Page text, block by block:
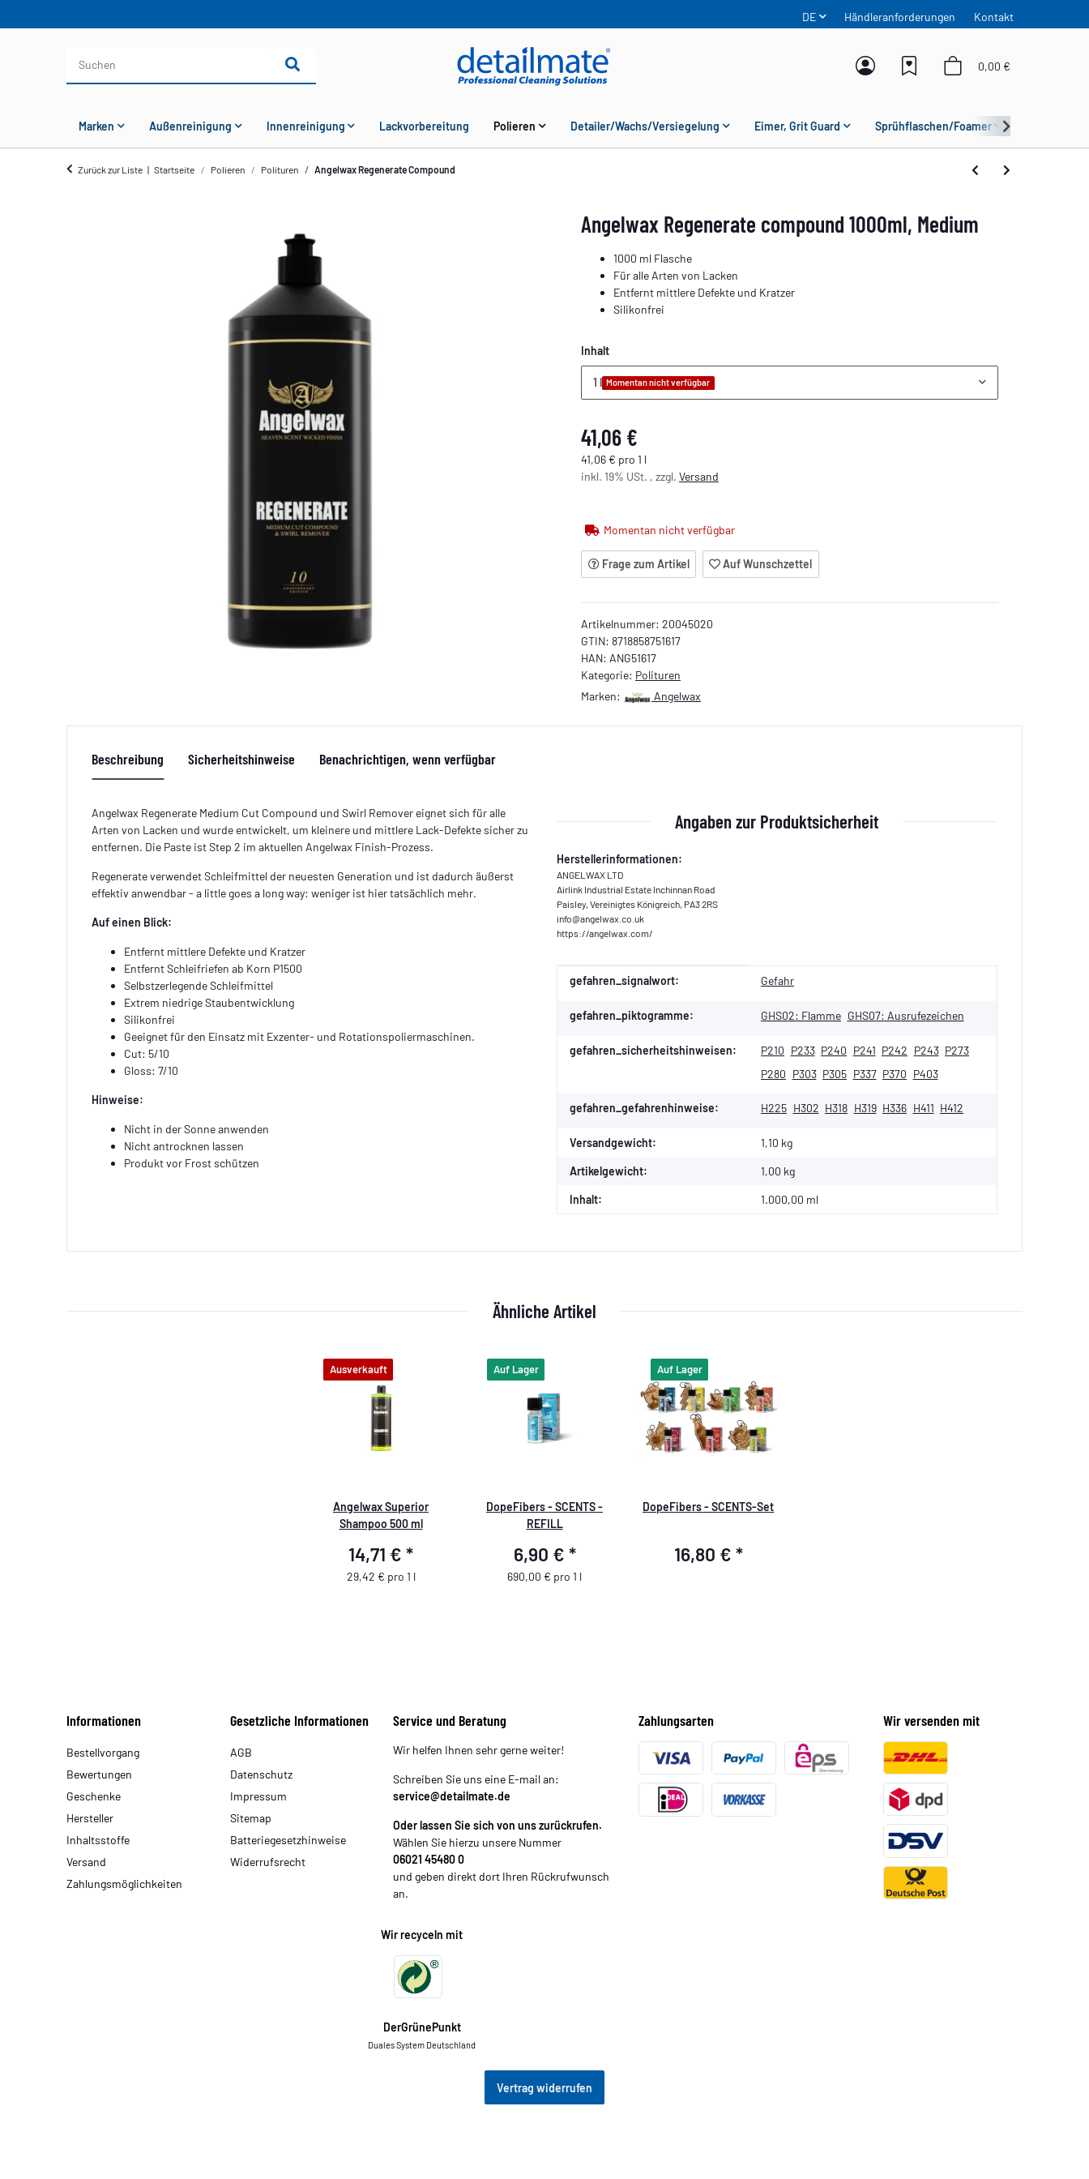
DE Händleranforderungen Kontakt
0,00 €
Marken Außenreinigung Innenreinigung Lackvorbereitung Polieren Detailer/Wachs/Versiegelung Eimer, Grit Guard Sprühflaschen/Foamer
Zurück zur Liste Startseite Polieren Polituren Angelwax Regenerate Compound
Angelwax Regenerate compound 1000ml, Medium
1000 ml Flasche
Für alle Arten von Lacken
Entfernt mittlere Defekte und Kratzer
Silikonfrei
Inhalt
1 l Momentan nicht verfügbar
41,06 €
41,06 € pro 1 l
inkl. 19% USt. , zzgl. Versand
Momentan nicht verfügbar
Frage zum Artikel Auf Wunschzettel
Artikelnummer: 20045020
GTIN: 8718858751617
HAN: ANG51617
Kategorie: Polituren
Marken:
Angelwax
Beschreibung Sicherheitshinweise Benachrichtigen, wenn verfügbar
Angelwax Regenerate Medium Cut Compound und Swirl Remover eignet sich für alle
Arten von Lacken und wurde entwickelt, um kleinere und mittlere Lack-Defekte sicher zu
entfernen. Die Paste ist Step 2 im aktuellen Angelwax Finish-Prozess.
Regenerate verwendet Schleifmittel der neuesten Generation und ist dadurch äußerst
effektiv anwendbar - a little goes a long way: weniger ist hier tatsächlich mehr.
Auf einen Blick:
Entfernt mittlere Defekte und Kratzer
Entfernt Schleifriefen ab Korn P1500
Selbstzerlegende Schleifmittel
Extrem niedrige Staubentwicklung
Silikonfrei
Geeignet für den Einsatz mit Exzenter- und Rotationspoliermaschinen.
Cut: 5/10
Gloss: 7/10
Hinweise:
Nicht in der Sonne anwenden
Nicht antrocknen lassen
Produkt vor Frost schützen
Angaben zur Produktsicherheit
Herstellerinformationen:
ANGELWAX LTD
Airlink Industrial Estate Inchinnan Road
Paisley, Vereinigtes Königreich, PA3 2RS
info@angelwax.co.uk
https://angelwax.com/
Produkteigenschaft
Wert
gefahren_signalwort: Gefahr
gefahren_piktogramme: GHS02: Flamme GHS07: Ausrufezeichen
gefahren_sicherheitshinweisen: P210 P233 P240 P241 P242 P243 P273
P280 P303 P305 P337 P370 P403
gefahren_gefahrenhinweise: H225 H302 H318 H319 H336 H411 H412
Versandgewicht: 1,10 kg
Artikelgewicht: 1,00 kg
Inhalt: 1.000,00 ml
Ähnliche Artikel
Ausverkauft
Angelwax Superior
Shampoo 500 ml
14,71 € *
29,42 € pro 1 l
Auf Lager
DopeFibers - SCENTS -
REFILL
6,90 € *
690,00 € pro 1 l
Auf Lager
DopeFibers - SCENTS-Set
16,80 € *
Informationen
Bestellvorgang
Bewertungen
Geschenke
Hersteller
Inhaltsstoffe
Versand
Zahlungsmöglichkeiten
Gesetzliche Informationen
AGB
Datenschutz
Impressum
Sitemap
Batteriegesetzhinweise
Widerrufsrecht
Service und Beratung
Wir helfen Ihnen sehr gerne weiter!
Schreiben Sie uns eine E-mail an:
service@detailmate.de
Oder lassen Sie sich von uns zurückrufen.
Wählen Sie hierzu unsere Nummer
06021 45480 0
und geben direkt dort Ihren Rückrufwunsch
an.
Zahlungsarten Wir versenden mit
Wir recyceln mit
DerGrünePunkt
Duales System Deutschland
Vertrag widerrufen